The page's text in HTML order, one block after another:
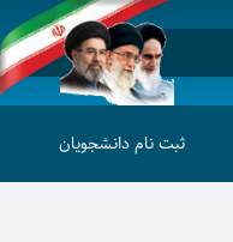
ثبت نام دانشجویان